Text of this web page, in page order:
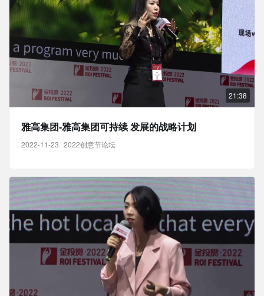
21:38
雅高集团-雅高集团可持续 发展的战略计划
2022-11-23 2022创意节论坛